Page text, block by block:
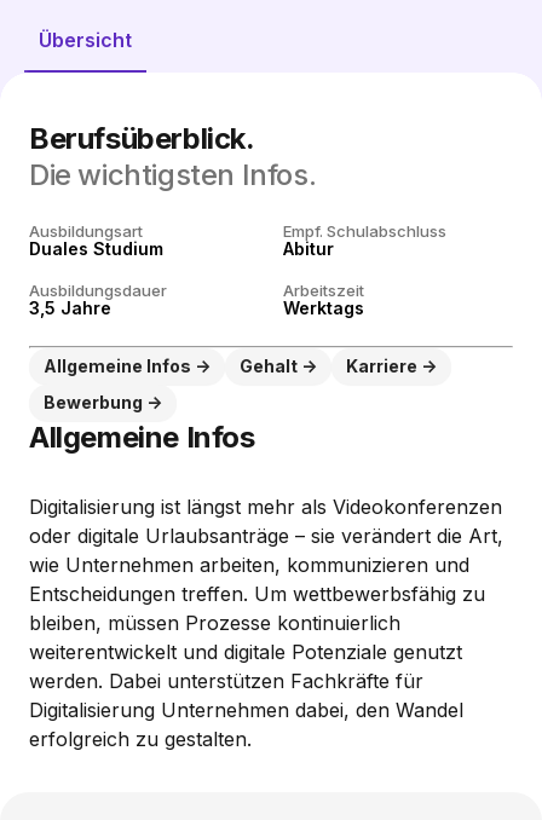
Übersicht
Berufsüberblick.
Die wichtigsten Infos.
Ausbildungsart
Duales Studium
Empf. Schulabschluss
Abitur
Ausbildungsdauer
3,5 Jahre
Arbeitszeit
Werktags
Allgemeine Infos Gehalt
Karriere
Bewerbung
Allgemeine Infos
Digitalisierung ist längst mehr als Videokonferenzen
oder digitale Urlaubsanträge – sie verändert die Art,
wie Unternehmen arbeiten, kommunizieren und
Entscheidungen treffen. Um wettbewerbsfähig zu
bleiben, müssen Prozesse kontinuierlich
weiterentwickelt und digitale Potenziale genutzt
werden. Dabei unterstützen Fachkräfte für
Digitalisierung Unternehmen dabei, den Wandel
erfolgreich zu gestalten.